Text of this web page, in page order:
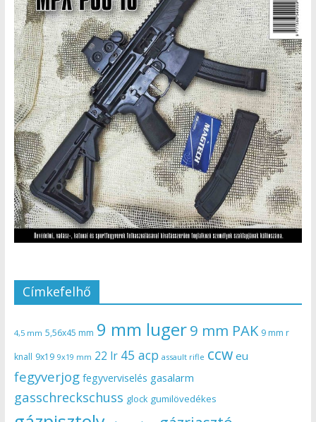
Címkefelhő
4,5 mm 5,56x45 mm 9 mm luger9 mm PAK 9 mm r
knall 9x19 9x19 mm 22 lr 45 acp assault rifle ccw eu
fegyverjog fegyverviselés gasalarm
gasschreckschuss glock gumilövedékes